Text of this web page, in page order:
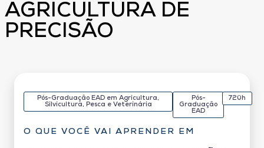
AGRICULTURA DE
PRECISÃO
Pós-Graduação EAD em Agricultura,
Silvicultura, Pesca e Veterinária
Pós-
Graduação
EAD
720h
O QUE VOCÊ VAI APRENDER EM